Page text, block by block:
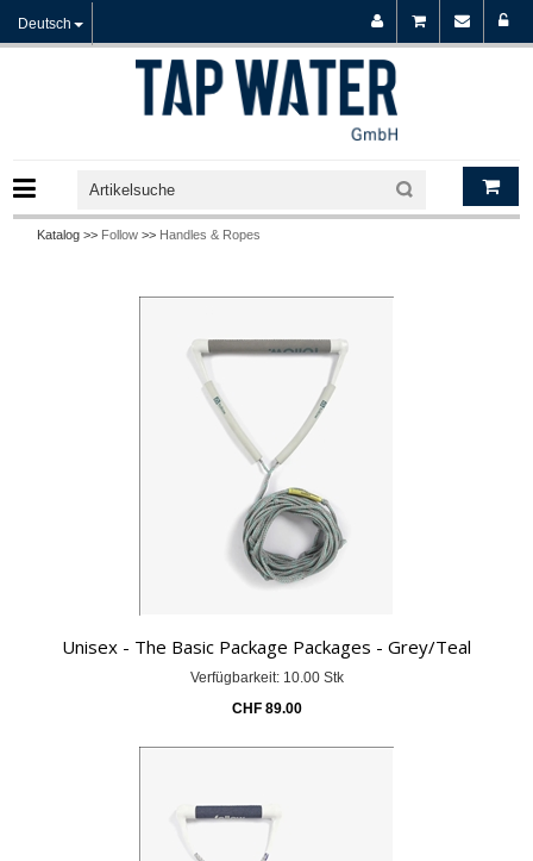
Deutsch
Katalog >> Follow >> Handles & Ropes
Unisex - The Basic Package Packages - Grey/Teal
Verfügbarkeit: 10.00 Stk
CHF89.00